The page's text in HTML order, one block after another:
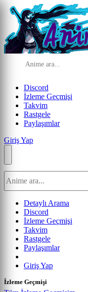
Discord
İzleme Geçmişi
Takvim
Rastgele
Paylaşımlar
Giriş Yap
Detaylı Arama
Discord
İzleme Geçmişi
Takvim
Rastgele
Paylaşımlar
Giriş Yap
İzleme Geçmişi